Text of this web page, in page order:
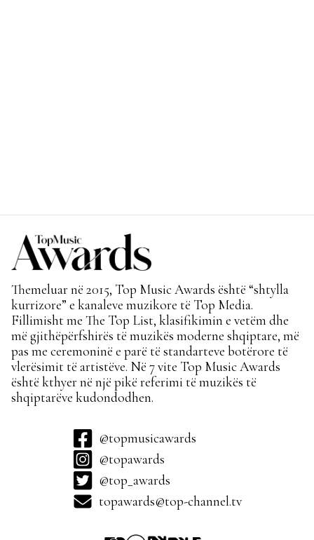
Themeluar në 2015, Top Music Awards është “shtylla
kurrizore” e kanaleve muzikore të Top Media.
Fillimisht me The Top List, klasifikimin e vetëm dhe
më gjithëpërfshirës të muzikës moderne shqiptare, më
pas me ceremoninë e parë të standarteve botërore të
vlerësimit të artistëve. Në 7 vite Top Music Awards
është kthyer në një pikë referimi të muzikës të
shqiptarëve kudondodhen.
@topmusicawards
@topawards
@top_awards
topawards@top-channel.tv